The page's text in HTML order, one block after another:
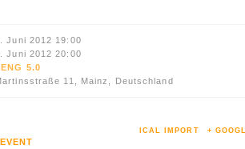
Juni 2012 19:00
Juni 2012 20:00
5.0
11, Mainz, Deutschland
ICAL IMPORT +